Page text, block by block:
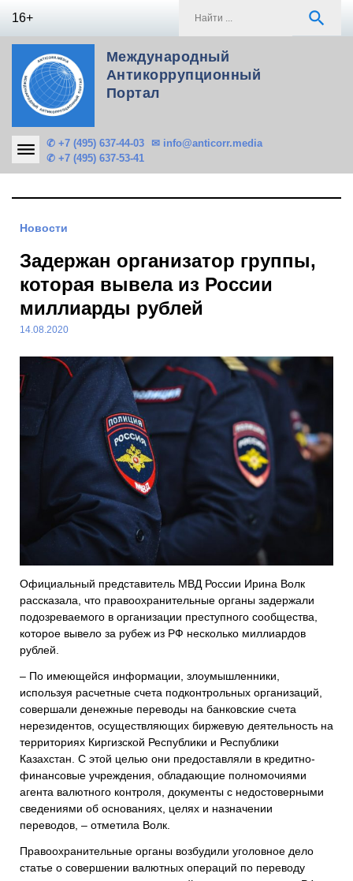
16+ search
Международный
Антикоррупционный
Портал
✆ +7 (495) 637-44-03
✆ +7 (495) 637-53-41
✉ info@anticorr.media
Новости
Задержан организатор группы,
которая вывела из России
миллиарды рублей
14.08.2020
Официальный представитель МВД России Ирина Волк
рассказала, что правоохранительные органы задержали
подозреваемого в организации преступного сообщества,
которое вывело за рубеж из РФ несколько миллиардов
рублей.
– По имеющейся информации, злоумышленники,
используя расчетные счета подконтрольных организаций,
совершали денежные переводы на банковские счета
нерезидентов, осуществляющих биржевую деятельность на
территориях Киргизской Республики и Республики
Казахстан. С этой целью они предоставляли в кредитно-
финансовые учреждения, обладающие полномочиями
агента валютного контроля, документы с недостоверными
сведениями об основаниях, целях и назначении
переводов, – отметила Волк.
Правоохранительные органы возбудили уголовное дело
статье о совершении валютных операций по переводу